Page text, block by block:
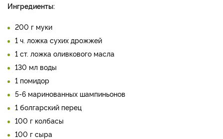
Ингредиенты:
200 г муки
1 ч. ложка сухих дрожжей
1 ст. ложка оливкового масла
130 мл воды
1 помидор
5-6 маринованных шампиньонов
1 болгарский перец
100 г колбасы
100 г сыра